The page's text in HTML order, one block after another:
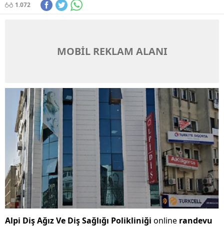
1.072
MOBİL REKLAM ALANI
Alpi Diş Ağız Ve Diş Sağlığı Polikliniği online randevu